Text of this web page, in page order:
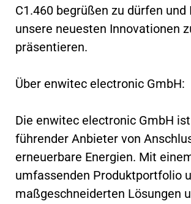
C1.460 begrüßen zu dürfen und
unsere neuesten Innovationen
präsentieren.
Über enwitec electronic GmbH:
Die enwitec electronic GmbH
führender Anbieter von
erneuerbare Energien. Mit
umfassenden Produktportfolio
maßgeschneiderten Lösungen